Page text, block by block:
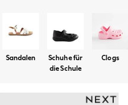
Sandalen
Sandalen
Schuhe für
die Schule
Clogs